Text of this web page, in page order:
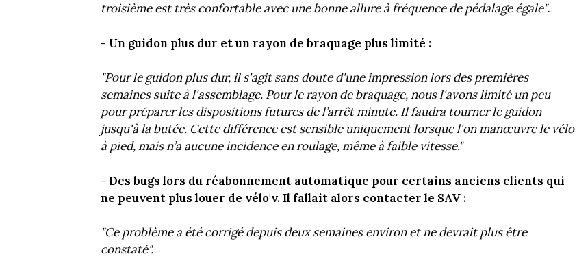
troisième est très confortable avec une bonne allure à fréquence de pédalage égale".
- Un guidon plus dur et un rayon de braquage plus limité :
"Pour le guidon plus dur, il s'agit sans doute d'une impression lors des premières
semaines suite à l'assemblage. Pour le rayon de braquage, nous l'avons limité un peu
pour préparer les dispositions futures de l’arrêt minute. Il faudra tourner le guidon
jusqu'à la butée. Cette différence est sensible uniquement lorsque l'on manœuvre le vélo
à pied, mais n’a aucune incidence en roulage, même à faible vitesse."
- Des bugs lors du réabonnement automatique pour certains anciens clients qui
ne peuvent plus louer de vélo'v. Il fallait alors contacter le SAV :
"Ce problème a été corrigé depuis deux semaines environ et ne devrait plus être
constaté".